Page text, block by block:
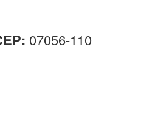
07056-110